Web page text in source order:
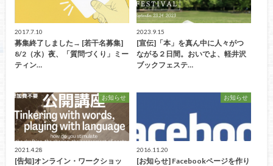
2017.7.10
募集終了しました→ [若干名募集]
8/2（水）夜、「質問づくり」ミー
ティン…
2023.9.15
[宣伝]「本」を真ん中に人々がつ
ながる２日間。おいでよ、軽井沢
ブックフェステ…
お知らせ
2021.4.28
[告知]オンライン・ワークショッ
お知らせ
2016.11.20
[お知らせ] Facebookページを作り